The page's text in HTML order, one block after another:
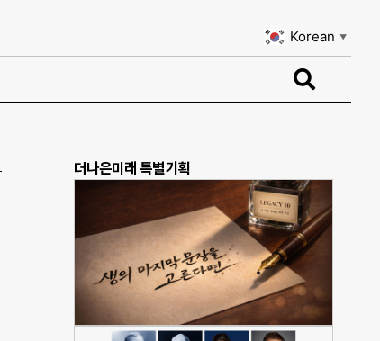
Korean ▼
더나은미래 특별기획